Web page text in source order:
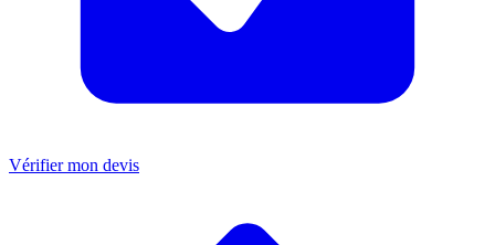
Vérifier mon devis